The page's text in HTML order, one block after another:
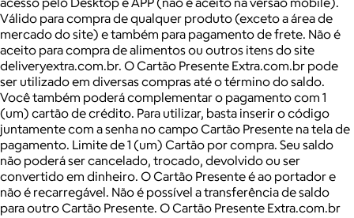
Válido para compra de qualquer produto (exceto a área de
mercado do site) e também para pagamento de frete. Não é
aceito para compra de alimentos ou outros itens do site
deliveryextra.com.br. O Cartão Presente Extra.com.br pode
ser utilizado em diversas compras até o término do saldo.
Você também poderá complementar o pagamento com 1
(um) cartão de crédito. Para utilizar, basta inserir o código
juntamente com a senha no campo Cartão Presente na tela de
pagamento. Limite de 1 (um) Cartão por compra. Seu saldo
não poderá ser cancelado, trocado, devolvido ou ser
convertido em dinheiro. O Cartão Presente é ao portador e
não é recarregável. Não é possível a transferência de saldo
para outro Cartão Presente. O Cartão Presente Extra.com.br